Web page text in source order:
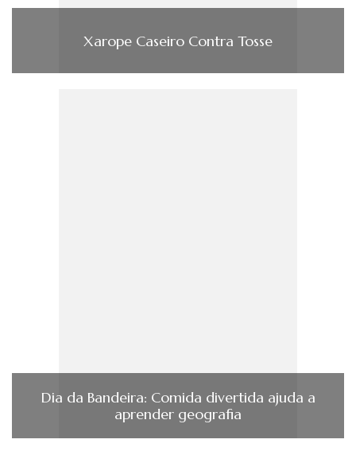
Xarope Caseiro Contra Tosse
Dia da Bandeira: Comida divertida ajuda a
aprender geografia